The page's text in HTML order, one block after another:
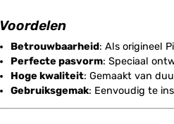
Voordelen
Betrouwbaarheid: Als origineel
Perfecte pasvorm: Speciaal
Hoge kwaliteit: Gemaakt van
Gebruiksgemak: Eenvoudig te